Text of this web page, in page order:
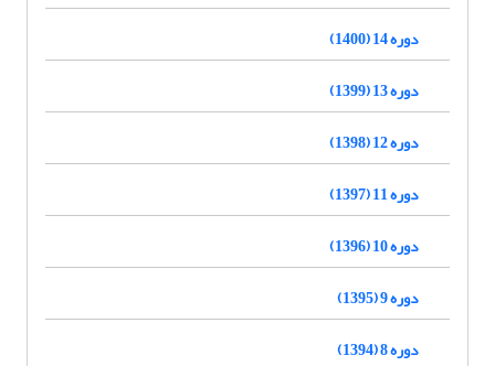
دوره 14 (1400)
دوره 13 (1399)
دوره 12 (1398)
دوره 11 (1397)
دوره 10 (1396)
دوره 9 (1395)
دوره 8 (1394)